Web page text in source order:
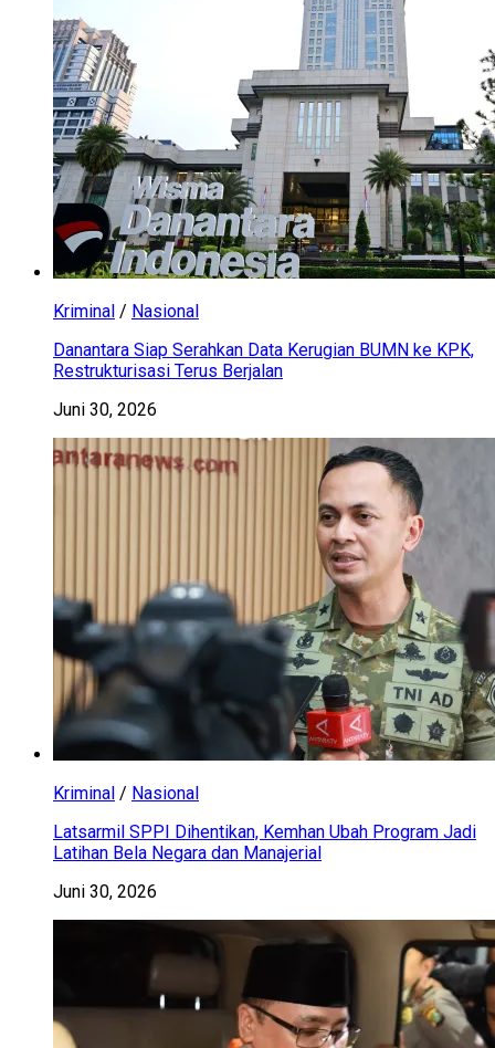
Kriminal / Nasional
Danantara Siap Serahkan Data Kerugian BUMN ke KPK,
Restrukturisasi Terus Berjalan
Juni 30, 2026
Kriminal / Nasional
Latsarmil SPPI Dihentikan, Kemhan Ubah Program Jadi
Latihan Bela Negara dan Manajerial
Juni 30, 2026